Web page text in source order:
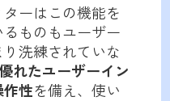
ーはこの機能を
ものもユーザー
洗練されていな
れたユーザーイン
性を備え、使い